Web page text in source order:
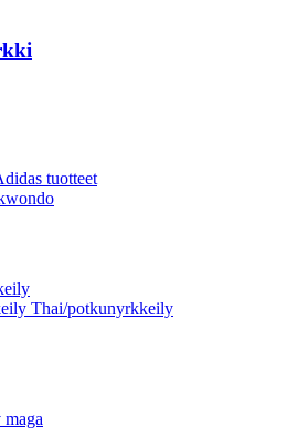
tuotteet
Thai/potkunyrkkeily